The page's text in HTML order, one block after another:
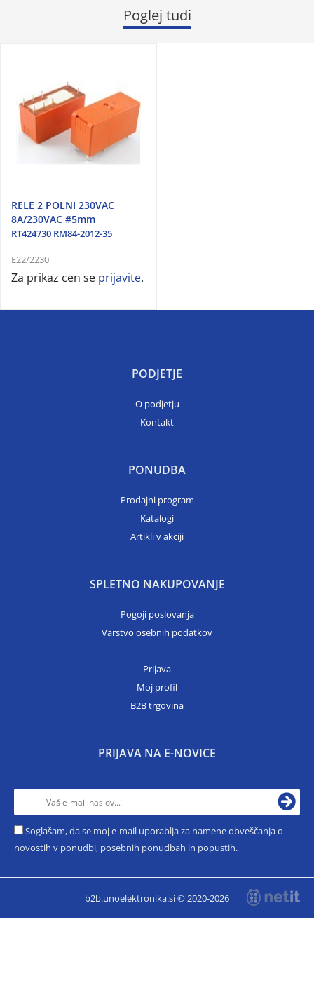
Poglej tudi
RELE 2 POLNI 230VAC
8A/230VAC #5mm
RT424730 RM84-2012-35
E22/2230
Za prikaz cen se prijavite.
PODJETJE
O podjetju
Kontakt
PONUDBA
Prodajni program
Katalogi
Artikli v akciji
SPLETNO NAKUPOVANJE
Pogoji poslovanja
Varstvo osebnih podatkov
Prijava
Moj profil
B2B trgovina
PRIJAVA NA E-NOVICE
Soglašam, da se moj e-mail uporablja za namene obveščanja o
novostih v ponudbi, posebnih ponudbah in popustih.
b2b.unoelektronika.si © 2020-2026